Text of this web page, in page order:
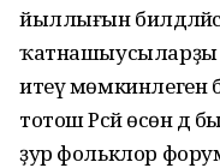
йыллығын
ҡатнашыусыларҙы
итеү мөмкинлеген
тотош Рәсәй өсөн дә
ҙур фольклор